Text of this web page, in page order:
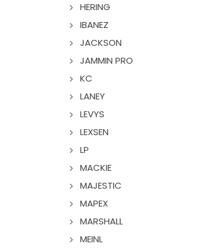
HERING
IBANEZ
JACKSON
JAMMIN PRO
KC
LANEY
LEVYS
LEXSEN
LP
MACKIE
MAJESTIC
MAPEX
MARSHALL
MEINL